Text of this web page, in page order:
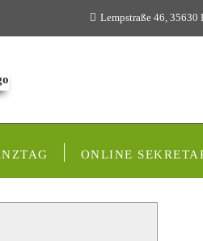
Lempstraße 46, 35630
ONLINE